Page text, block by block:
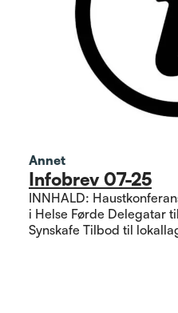
Annet
Infobrev 07-25
INNHALD: Haustkonferanse Verving Nedleggingar
i Helse Førde Delegatar
Synskafe Tilbod til